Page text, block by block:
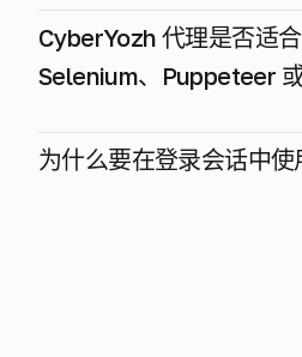
CyberYozh 代理是否适
Selenium、Puppeteer
为什么要在登录会话中使